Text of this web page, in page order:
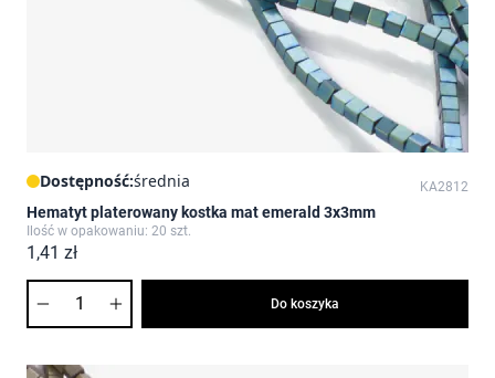
Dostępność:średnia KA2812
Hematyt platerowany kostka mat emerald 3x3mm
Ilość w opakowaniu: 20 szt.
1,41 zł
Do koszyka